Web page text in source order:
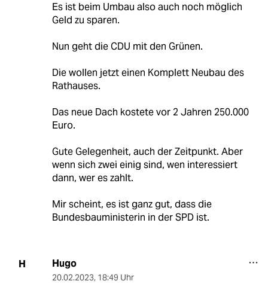
Es ist beim Umbau also auch noch möglich
Geld zu sparen.
Nun geht die CDU mit den Grünen.
Die wollen jetzt einen Komplett Neubau des
Rathauses.
Das neue Dach kostete vor 2 Jahren 250.000
Euro.
Gute Gelegenheit, auch der Zeitpunkt. Aber
wenn sich zwei einig sind, wen interessiert
dann, wer es zahlt.
Mir scheint, es ist ganz gut, dass die
Bundesbauministerin in der SPD ist.
H Hugo
20.02.2023, 18:49 Uhr